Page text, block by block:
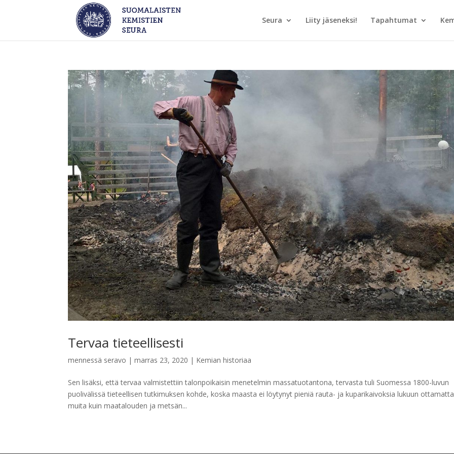
Seura Liity jäseneksi! Tapahtumat
Tervaa tieteellisesti
mennessä seravo |marras 23, 2020 | Kemian historiaa
Sen lisäksi, että tervaa valmistettiin talonpoikaisin menetelmin massatuotantona, tervasta tuli Suomessa 1800-luvun
puolivälissä tieteellisen tutkimuksen kohde, koska maasta ei löytynyt pieniä rauta- ja kuparikaivoksia lukuun ottamatta
muita kuin maatalouden ja metsän...